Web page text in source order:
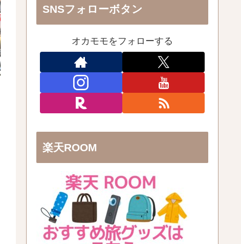
SNSフォローボタン
オカモモをフォローする
楽天ROOM